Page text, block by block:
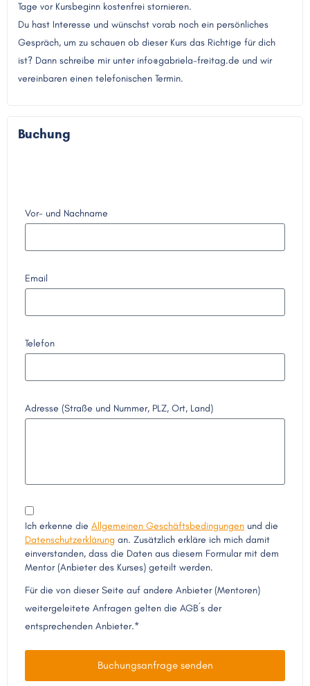
Tage vor Kursbeginn kostenfrei stornieren.
Du hast Interesse und wünschst vorab noch ein persönliches
Gespräch, um zu schauen ob dieser Kurs das Richtige für dich
ist? Dann schreibe mir unter info@gabriela-freitag.de und wir
vereinbaren einen telefonischen Termin.
Buchung
Vor- und Nachname
Email
Telefon
Adresse (Straße und Nummer, PLZ, Ort, Land)
Ich erkenne die Allgemeinen Geschäftsbedingungen und die
Datenschutzerklärung an. Zusätzlich erkläre ich mich damit
einverstanden, dass die Daten aus diesem Formular mit dem
Mentor (Anbieter des Kurses) geteilt werden.
Für die von dieser Seite auf andere Anbieter (Mentoren)
weitergeleitete Anfragen gelten die AGB´s der
entsprechenden Anbieter.*
Buchungsanfrage senden